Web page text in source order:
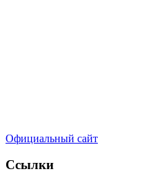
Официальный сайт
Ссылки